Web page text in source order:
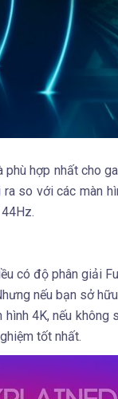
hợp nhất cho
so với các màn
có độ phân giải
nếu bạn sở
4K, nếu không
tốt nhất.